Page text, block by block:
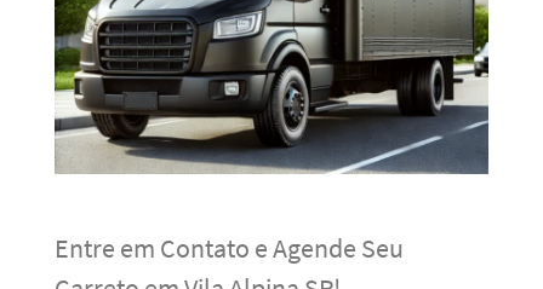
Entre em Contato e Agende Seu